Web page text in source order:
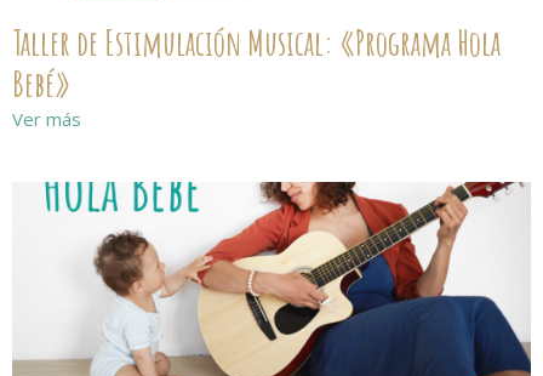
Taller de Estimulación Musical: «Programa Hola
Bebé»
Ver más